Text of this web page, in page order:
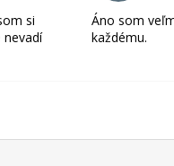
si
nevadí
Áno som
každému.